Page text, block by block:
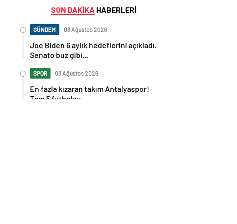
SON DAKİKA HABERLERİ
GÜNDEM 08 Ağustos 2026
Joe Biden 6 aylık hedeflerini açıkladı.
Senato buz gibi…
SPOR 08 Ağustos 2026
En fazla kızaran takım Antalyaspor!
Tam 5 futbolcu….